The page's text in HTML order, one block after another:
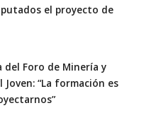
el proyecto de
Foro de Minería y
“La formación es